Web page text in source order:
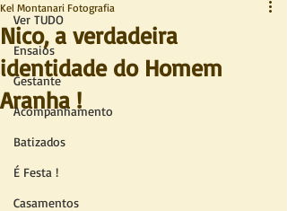
Ver TUDO
Ensaios
Gestante
Acompanhamento
Batizados
É Festa !
Casamentos
Nico, a verdadeira
identidade do Homem
Aranha !
Kel Montanari Fotografia